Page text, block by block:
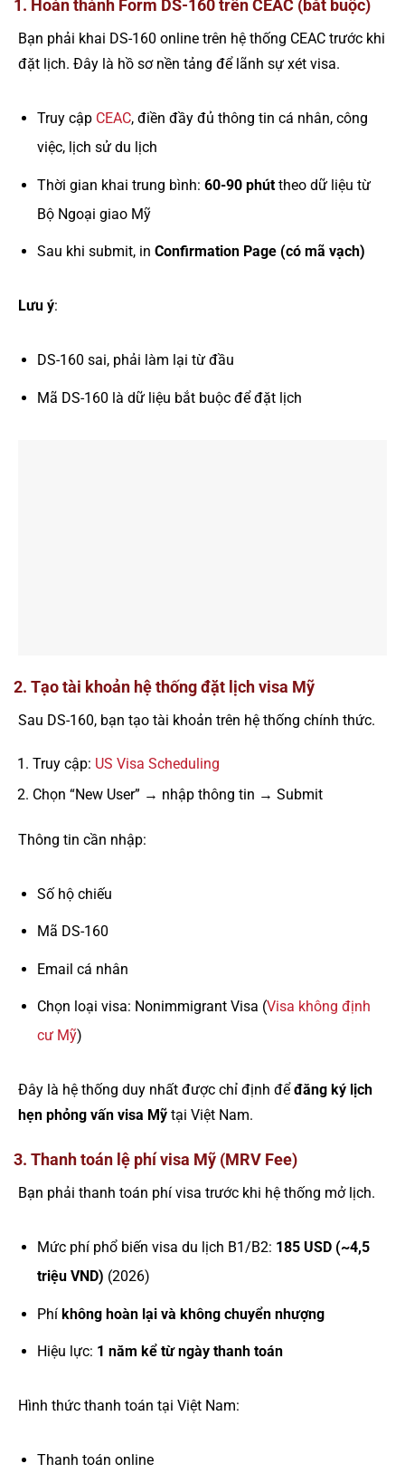
1. Hoàn thành Form DS-160 trên CEAC (bắt buộc)
Bạn phải khai DS-160 online trên hệ thống CEAC trước khi
đặt lịch. Đây là hồ sơ nền tảng để lãnh sự xét visa.
Truy cập CEAC, điền đầy đủ thông tin cá nhân, công
việc, lịch sử du lịch
Thời gian khai trung bình: 60-90 phúttheo dữ liệu từ
Bộ Ngoại giao Mỹ
Sau khi submit, in Confirmation Page (có mã vạch)
Lưu ý:
DS-160 sai, phải làm lại từ đầu
Mã DS-160 là dữ liệu bắt buộc để đặt lịch
2. Tạo tài khoản hệ thống đặt lịch visa Mỹ
Sau DS-160, bạn tạo tài khoản trên hệ thống chính thức.
Truy cập: US Visa Scheduling
Chọn “New User” → nhập thông tin → Submit
Thông tin cần nhập:
Số hộ chiếu
Mã DS-160
Email cá nhân
Chọn loại visa: Nonimmigrant Visa (Visa không định
cư Mỹ)
Đây là hệ thống duy nhất được chỉ định để đăng ký lịch
hẹn phỏng vấn visa Mỹ tại Việt Nam.
3. Thanh toán lệ phí visa Mỹ (MRV Fee)
Bạn phải thanh toán phí visa trước khi hệ thống mở lịch.
Mức phí phổ biến visa du lịch B1/B2: 185 USD (~4,5
triệu VND) (2026)
Phí không hoàn lại và không chuyển nhượng
Hiệu lực: 1 năm kể từ ngày thanh toán
Hình thức thanh toán tại Việt Nam:
Thanh toán online